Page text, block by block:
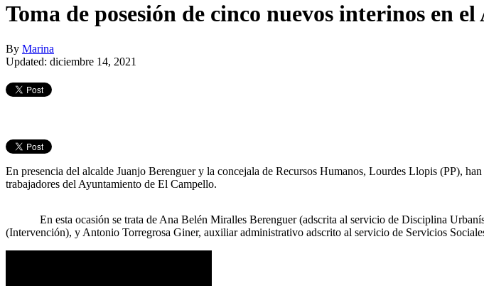
Toma de posesión de cinco nuevos interinos en
By Marina
Updated: diciembre 14, 2021
En presencia del alcalde Juanjo Berenguer y la concejala de Recursos Humanos, Lourdes Llopis (PP),
trabajadores del Ayuntamiento de El Campello.
En esta ocasión se trata de Ana Belén Miralles Berenguer (adscrita al servicio de Disciplina
(Intervención), y Antonio Torregrosa Giner, auxiliar administrativo adscrito al servicio de Servicios